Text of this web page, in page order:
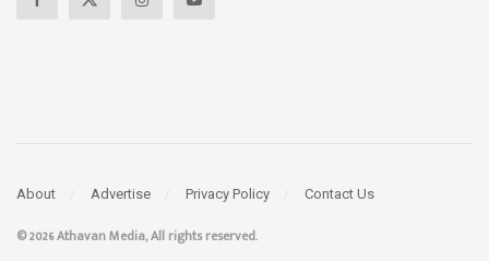
About Advertise Privacy Policy Contact Us
© 2026 Athavan Media, All rights reserved.